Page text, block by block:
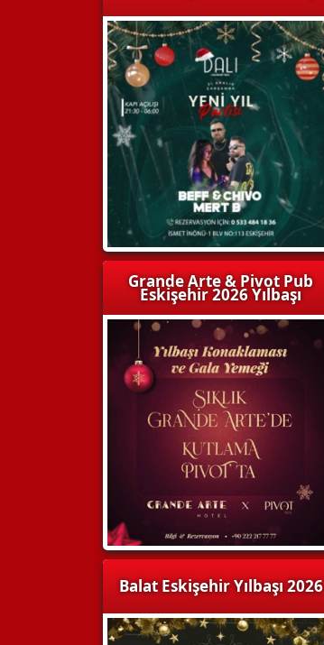
Grande Arte & Pivot Pub
Eskişehir 2026 Yılbaşı
Balat Eskişehir Yılbaşı 2026